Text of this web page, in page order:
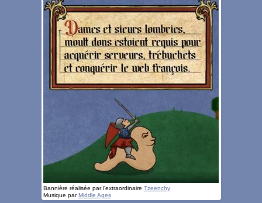
Bannière réalisée par l'extraordinaire Tzeenchy
Musique parMiddle Ages